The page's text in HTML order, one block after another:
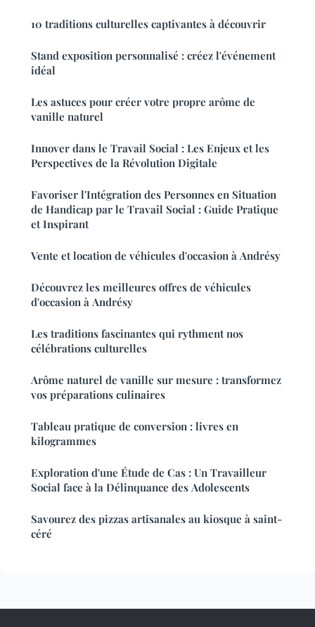
10 traditions culturelles captivantes à découvrir
Stand exposition personnalisé : créez l'événement
idéal
Les astuces pour créer votre propre arôme de
vanille naturel
Innover dans le Travail Social : Les Enjeux et les
Perspectives de la Révolution Digitale
Favoriser l'Intégration des Personnes en Situation
de Handicap par le Travail Social : Guide Pratique
et Inspirant
Vente et location de véhicules d'occasion à Andrésy
Découvrez les meilleures offres de véhicules
d'occasion à Andrésy
Les traditions fascinantes qui rythment nos
célébrations culturelles
Arôme naturel de vanille sur mesure : transformez
vos préparations culinaires
Tableau pratique de conversion : livres en
kilogrammes
Exploration d'une Étude de Cas : Un Travailleur
Social face à la Délinquance des Adolescents
Savourez des pizzas artisanales au kiosque à saint-
céré